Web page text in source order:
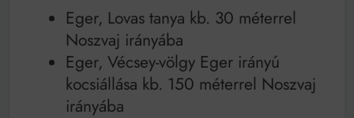
Eger, Lovas tanya kb. 30 méterrel
Noszvaj irányába
Eger, Vécsey-völgy Eger irányú
kocsiállása kb. 150 méterrel Noszvaj
irányába